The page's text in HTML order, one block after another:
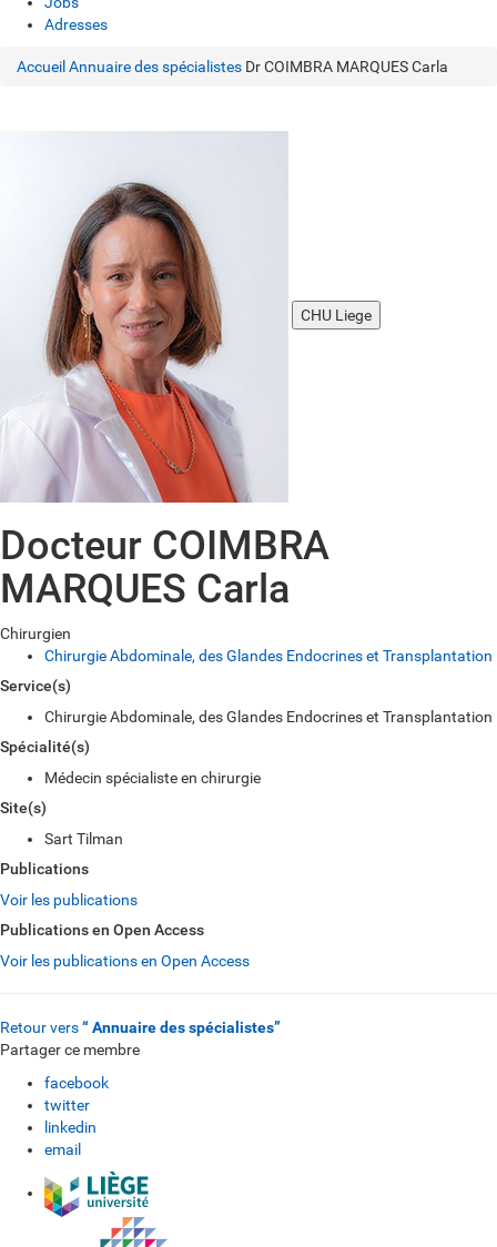
Adresses
Accueil Annuaire des spécialistes Dr COIMBRA MARQUES Carla
CHU Liege
Docteur COIMBRA
MARQUES Carla
Chirurgien
Chirurgie Abdominale, des Glandes Endocrines et Transplantation
Service(s)
Chirurgie Abdominale, des Glandes Endocrines et Transplantation
Spécialité(s)
Médecin spécialiste en chirurgie
Site(s)
Sart Tilman
Publications
Voir les publications
Publications en Open Access
Voir les publications en Open Access
Retour vers“ Annuaire des spécialistes”
Partager ce membre
facebook
twitter
linkedin
email